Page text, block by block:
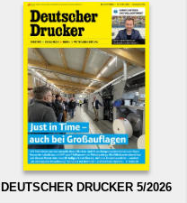
DEUTSCHER DRUCKER 5/2026